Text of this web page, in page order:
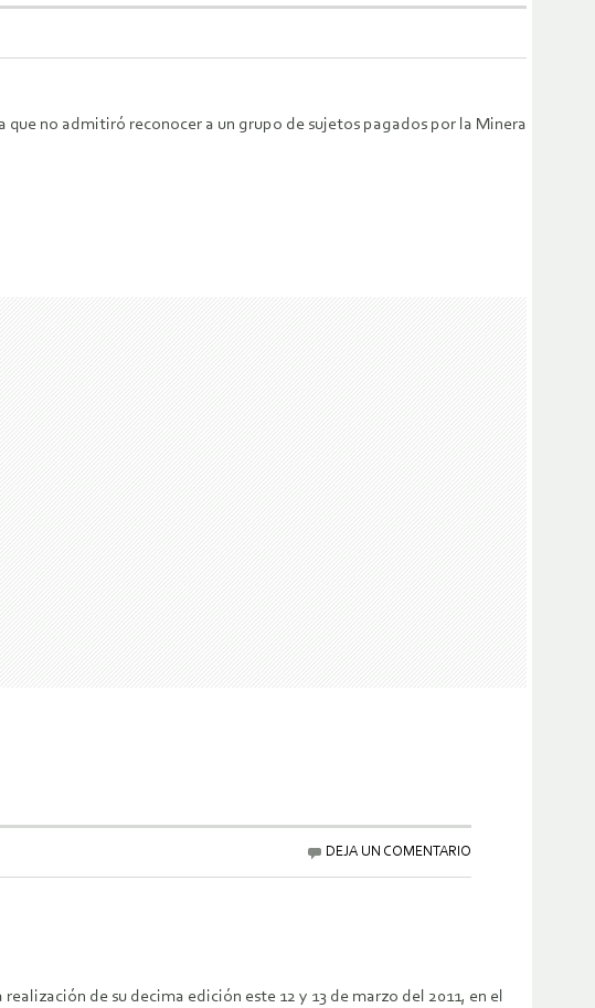
no admitiró reconocer a un grupo de sujetos pagados por la Minera
DEJA UN COMENTARIO
de su decima edición este 12 y 13 de marzo del 2011, en el